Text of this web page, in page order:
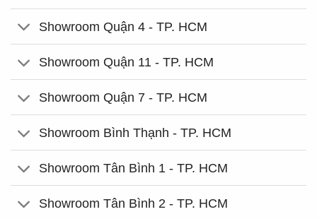
Showroom Quận 4 - TP. HCM
Showroom Quận 11 - TP. HCM
Showroom Quận 7 - TP. HCM
Showroom Bình Thạnh - TP. HCM
Showroom Tân Bình 1 - TP. HCM
Showroom Tân Bình 2 - TP. HCM